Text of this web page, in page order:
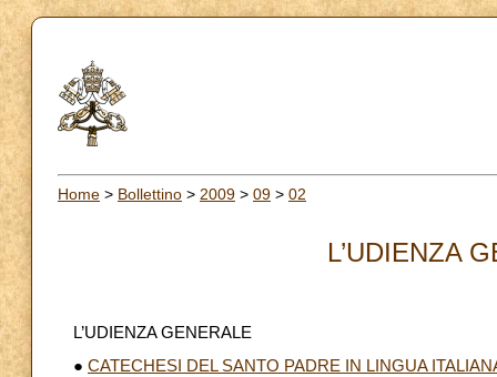
Home > Bollettino > 2009 > 09 > 02
L’UDIENZA
L’UDIENZA GENERALE
● CATECHESI DEL SANTO PADRE IN LINGUA